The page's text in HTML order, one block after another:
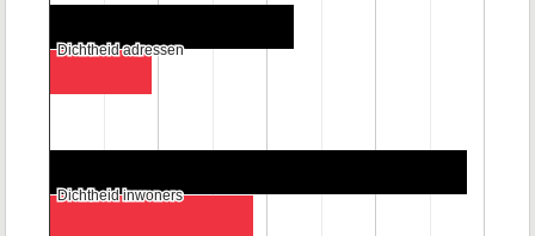
Dichtheid adressen
Dichtheid adressen
Dichtheid inwoners
Dichtheid inwoners